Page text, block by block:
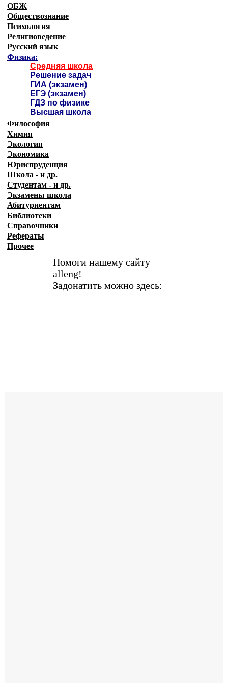
ОБЖ
Обществознание
Психология
Религиоведение
Русский язык
Физика:
Средняя школа
Решение задач
ГИА (экзамен)
ЕГЭ (экзамен)
ГДЗ по физике
Высшая школа
Философия
Химия
Экология
Экономика
Юриспруденция
Школа - и др.
Студентам - и др.
Экзамены школа
Абитуриентам
Библиотеки
Справочники
Рефераты
Прочее
Помоги нашему сайту
alleng!
Задонатить можно здесь: